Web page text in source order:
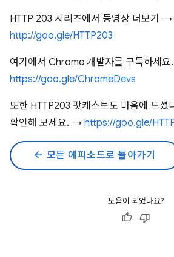
HTTP 203 시리즈에서 동영상 더보기 →
http://goo.gle/HTTP203
여기에서 Chrome 개발자를 구독하세
https://goo.gle/ChromeDevs
또한 HTTP203 팟캐스트도 마음에 드셨
확인해 보세요. → https://goo.gle/
arrow_back 모든 에피소드로 돌아가기
도움이 되었나요?